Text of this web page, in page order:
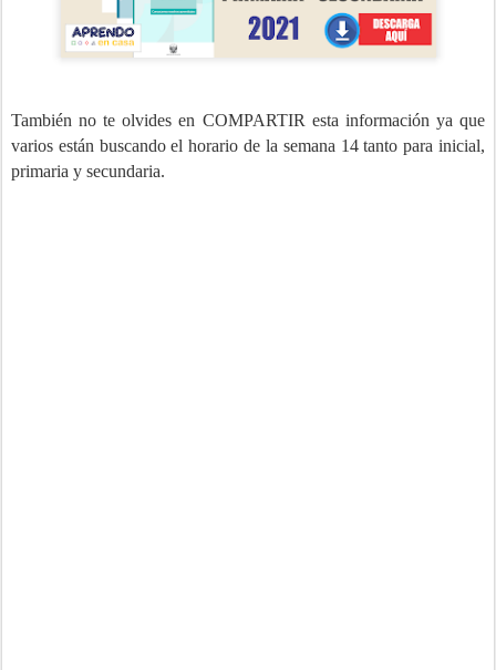
También no te olvides en COMPARTIR esta información ya que
varios están buscando el horario de la semana 14 tanto para inicial,
primaria y secundaria.